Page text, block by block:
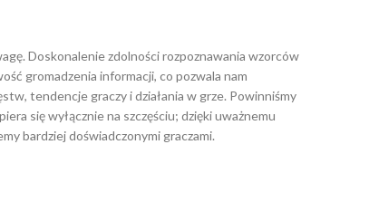
Doskonalenie zdolności rozpoznawania wzorców
gromadzenia informacji, co pozwala nam
tendencje graczy i działania w grze. Powinniśmy
się wyłącznie na szczęściu; dzięki uważnemu
bardziej doświadczonymi graczami.